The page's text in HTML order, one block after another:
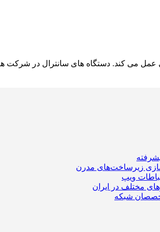
عمل می کند. دستگاه های سانترال در شرکت
زیرساخت‌های مدرن
ویپ
مختلف در ایران